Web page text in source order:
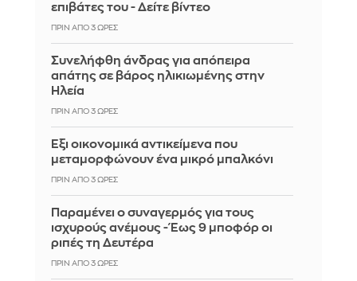
επιβάτες του - Δείτε βίντεο
ΠΡΙΝ ΑΠΌ 3 ΏΡΕΣ
Συνελήφθη άνδρας για απόπειρα
απάτης σε βάρος ηλικιωμένης στην
Ηλεία
ΠΡΙΝ ΑΠΌ 3 ΏΡΕΣ
Έξι οικονομικά αντικείμενα που
μεταμορφώνουν ένα μικρό μπαλκόνι
ΠΡΙΝ ΑΠΌ 3 ΏΡΕΣ
Παραμένει ο συναγερμός για τους
ισχυρούς ανέμους - Έως 9 μποφόρ οι
ριπές τη Δευτέρα
ΠΡΙΝ ΑΠΌ 3 ΏΡΕΣ